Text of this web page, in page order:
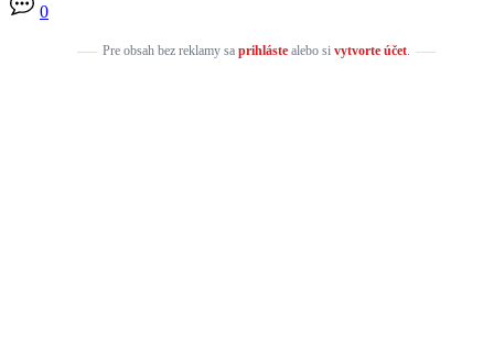
0
Pre obsah bez reklamy sa prihlástealebo si vytvorte účet.